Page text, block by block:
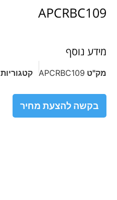
APCRBC109
מידע נוסף
מק"ט APCRBC109 קטגוריות
בקשה להצעת מחיר